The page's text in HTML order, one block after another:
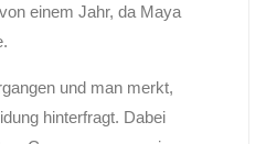
einem Jahr, da Maya
und man merkt,
hinterfragt. Dabei